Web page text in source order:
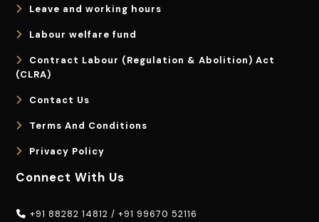
Leave and working hours
Labour welfare fund
Contract Labour (Regulation & Abolition) Act
(CLRA)
Contact Us
Terms And Conditions
Privacy Policy
Connect With Us
+91 88282 14812 /+91 99670 52116